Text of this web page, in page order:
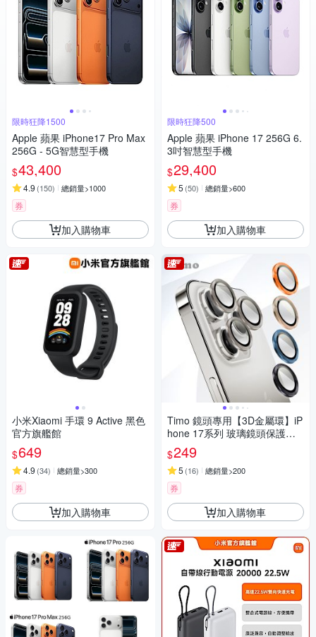
限時狂降1500
Apple 蘋果 iPhone17 Pro Max
256G - 5G智慧型手機
$43,400
4.9 (150) 總銷量>1000
券
加入購物車
小米Xiaomi 手環 9 Active 黑色
官方旗艦館
$649
4.9 (34) 總銷量>300
券
加入購物車
限時狂降500
Apple 蘋果 iPhone 17 256G 6.
3吋智慧型手機
$29,400
5 (50) 總銷量>600
券
加入購物車
Timo 鏡頭專用【3D金屬環】iP
hone 17系列 玻璃鏡頭保護貼
膜
$249
5 (16) 總銷量>200
券
加入購物車